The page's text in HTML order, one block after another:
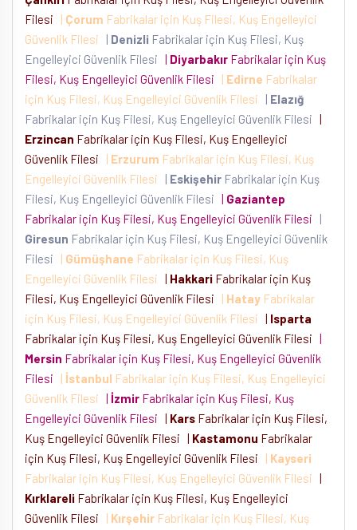
Filesi
| Çorum Fabrikalar için Kuş Filesi, Kuş Engelleyici
Güvenlik Filesi
| Denizli Fabrikalar için Kuş Filesi, Kuş
Engelleyici Güvenlik Filesi | Diyarbakır Fabrikalar için Kuş
Filesi, Kuş Engelleyici Güvenlik Filesi
| Edirne Fabrikalar
için Kuş Filesi, Kuş Engelleyici Güvenlik Filesi
| Elazığ
Fabrikalar için Kuş Filesi, Kuş Engelleyici Güvenlik Filesi |
Erzincan Fabrikalar için Kuş Filesi, Kuş Engelleyici
Güvenlik Filesi
| Erzurum Fabrikalar için Kuş Filesi, Kuş
Engelleyici Güvenlik Filesi
| Eskişehir Fabrikalar için Kuş
Filesi, Kuş Engelleyici Güvenlik Filesi | Gaziantep
Fabrikalar için Kuş Filesi, Kuş Engelleyici Güvenlik Filesi
|
Giresun Fabrikalar için Kuş Filesi, Kuş Engelleyici Güvenlik
Filesi
| Gümüşhane Fabrikalar için Kuş Filesi, Kuş
Engelleyici Güvenlik Filesi | Hakkari Fabrikalar için Kuş
Filesi, Kuş Engelleyici Güvenlik Filesi
| Hatay Fabrikalar
için Kuş Filesi, Kuş Engelleyici Güvenlik Filesi | Isparta
Fabrikalar için Kuş Filesi, Kuş Engelleyici Güvenlik Filesi |
Mersin Fabrikalar için Kuş Filesi, Kuş Engelleyici Güvenlik
Filesi
| İstanbul Fabrikalar için Kuş Filesi, Kuş Engelleyici
Güvenlik Filesi | İzmir Fabrikalar için Kuş Filesi, Kuş
Engelleyici Güvenlik Filesi | Kars Fabrikalar için Kuş Filesi,
Kuş Engelleyici Güvenlik Filesi | Kastamonu Fabrikalar
için Kuş Filesi, Kuş Engelleyici Güvenlik Filesi
| Kayseri
Fabrikalar için Kuş Filesi, Kuş Engelleyici Güvenlik Filesi |
Kırklareli Fabrikalar için Kuş Filesi, Kuş Engelleyici
Güvenlik Filesi
| Kırşehir Fabrikalar için Kuş Filesi, Kuş